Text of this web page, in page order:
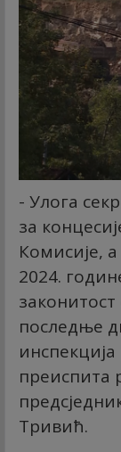
- Улога
за
Комисије,
2024.
законитост
последње
преиспита
Тривић.